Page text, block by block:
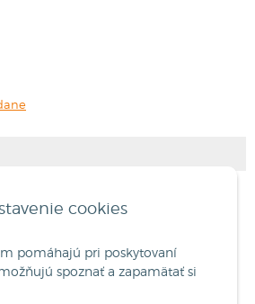
cookies
pomáhajú pri poskytovaní
spoznať a zapamätať si
Nádvorná 3383/16
+421 917 333 036
+421 917 333 034